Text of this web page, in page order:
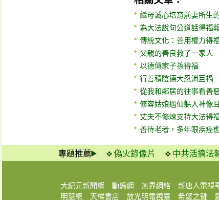
繼母誠心培育前妻所生
為大法說句公道話得福
傳統文化：善用權力得
父親的善良救了一家人
以德傳家子孫得福
行善積陰德大忍消巨禍
從我和鄰居的往事看善
修容姑娘遇仙躲入神像
丈夫不修煉支持大法得
善待老者，多年眼疾痊
專題推薦 偽火錄像片 中共活摘法
大紀元新聞網 動態網 無界網絡
新唐人電視
明慧網
天梯書店 放光明電視臺 希望之聲